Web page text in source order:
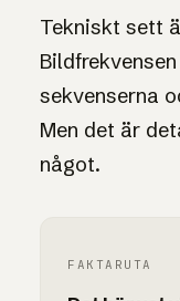
Tekniskt sett
sekvenserna
Men det är
något.
FAKTARUTA